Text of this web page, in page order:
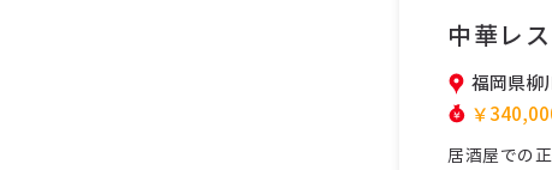
中華レ
福岡県柳
￥
居酒屋での